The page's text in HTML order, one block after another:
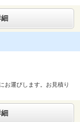
お運びします。お見積り